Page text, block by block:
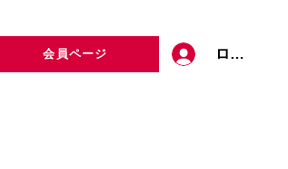
会員ページ ログイン